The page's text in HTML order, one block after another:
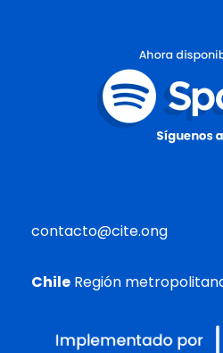
contacto@cite.ong
Chile Región